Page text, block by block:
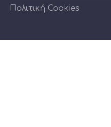
Πολιτική Cookies